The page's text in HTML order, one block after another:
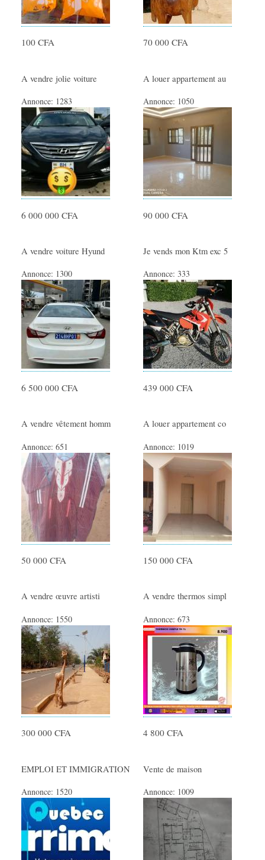
Produits Culturel Artistique
EMPLOIS
Offres de Formation
Offres de stage
Demande Emploi CV
Demande de stage
Travail Indépendant
MODE
Vêtements Femme
Vêtements Enfant
Montres et Bijoux
Maroquinerie
Cosmétiques/Parfums
SERVICES
Femme de ménage
Offres de Formations
Garde Enfants
Cours particuliers
Prestation de Services
Travaux divers
Covoiturage
Artisants - Dépannage
Déménagements
Evénementiel
Autres services
100 CFA 70 000 CFA
A vendre jolie voiture
Annonce: 1283
6 000 000 CFA
A louer appartement au
Annonce: 1050
90 000 CFA
A vendre voiture Hyund
Annonce: 1300
6 500 000 CFA
Je vends mon Ktm exc 5
Annonce:333
439 000 CFA
A vendre vêtement homm
Annonce: 651
50 000 CFA
A louer appartement co
Annonce: 1019
150 000 CFA
A vendre œuvre artisti
Annonce: 1550
300 000 CFA
A vendre thermos simpl
Annonce:673
4 800 CFA
EMPLOI ET IMMIGRATION
Annonce: 1520
Vente de maison
Annonce: 1009